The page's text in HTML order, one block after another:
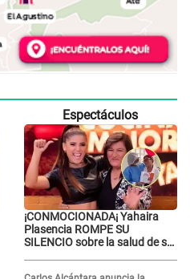
Espectáculos
¡CONMOCIONADA¡ Yahaira
Plasencia ROMPE SU
SILENCIO sobre la salud de su